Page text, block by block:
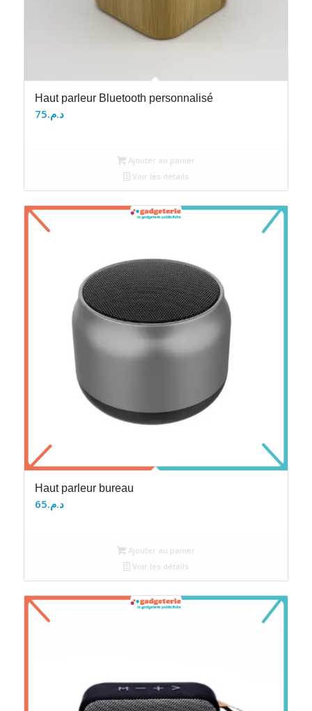
Haut parleur Bluetooth personnalisé
د.م.75
Ajouter au panier
Voir les détails
Haut parleur bureau
د.م.65
Ajouter au panier
Voir les détails